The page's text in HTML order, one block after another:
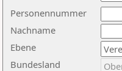
Nachname
Ebene
Personennummer
Bundesland